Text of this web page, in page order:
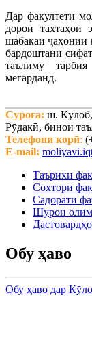
Дар факултети
дорои тахтаҳои
шабакаи ҷаҳонии
бардоштани
таълиму
мегарданд.
Суроға: ш.
Рӯдакӣ, бинои
Телефони корӣ:
E-mail:
Таърихи
Сохтори
Садорати
Шурои
Обу ҳаво
Обу ҳаво дар